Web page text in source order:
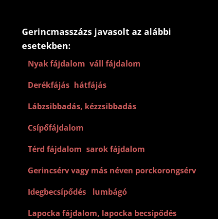
Gerincmasszázs javasolt az alábbi
esetekben:
Nyak fájdalom váll fájdalom
Derékfájás, hátfájás
Lábzsibbadás, kézzsibbadás
Csípőfájdalom
Térd fájdalom sarok fájdalom
Gerincsérv vagy más néven porckorongsérv
Idegbecsípődés, lumbágó
Lapocka fájdalom, lapocka becsípődés